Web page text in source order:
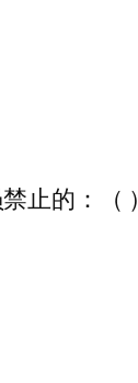
止的：（ ）